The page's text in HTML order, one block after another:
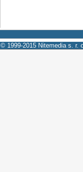
© 1999-2015 Nitemedia s. r.